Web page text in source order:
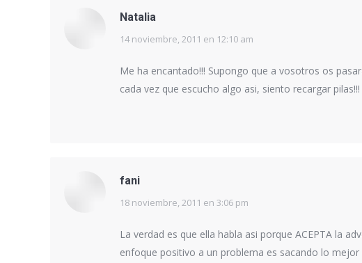
Natalia
dice:
14 noviembre, 2011 en 12:10 am
Me ha encantado!!! Supongo que a vosotros os
cada vez que escucho algo asi, siento recargar pilas!!!
fani
dice:
18 noviembre, 2011 en 3:06 pm
La verdad es que ella habla asi porque ACEPTA la
enfoque positivo a un problema es sacando lo